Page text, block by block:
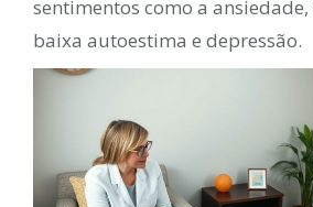
sentimentos como a
baixa autoestima e depressão.